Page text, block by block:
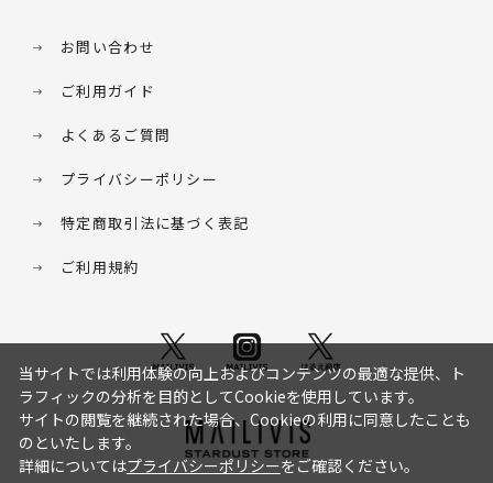
お問い合わせ
ご利用ガイド
よくあるご質問
プライバシーポリシー
特定商取引法に基づく表記
ご利用規約
当サイトでは利用体験の向上およびコンテンツの最適な提供、ト
ラフィックの分析を目的としてCookieを使用しています。
サイトの閲覧を継続された場合、Cookieの利用に同意したことも
のといたします。
詳細についてはプライバシーポリシーをご確認ください。